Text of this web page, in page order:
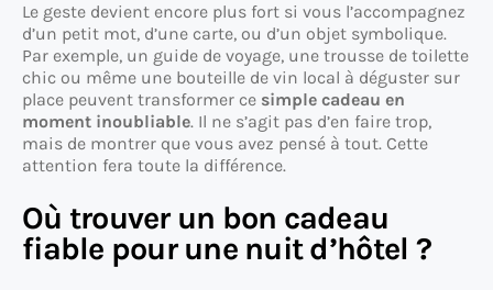
Le geste devient encore plus fort si vous l’accompagnez
d’un petit mot, d’une carte, ou d’un objet symbolique.
Par exemple, un guide de voyage, une trousse de toilette
chic ou même une bouteille de vin local à déguster sur
place peuvent transformer ce simple cadeau en
moment inoubliable. Il ne s’agit pas d’en faire trop,
mais de montrer que vous avez pensé à tout. Cette
attention fera toute la différence.
Où trouver un bon cadeau
fiable pour une nuit d’hôtel ?